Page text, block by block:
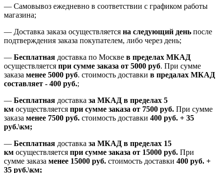
— Самовывоз ежедневно в соответствии с графиком работы
магазина;
— Доставка заказа осуществляется на следующий день после
подтверждения заказа покупателем, либо через день;
— Бесплатная доставка по Москве в пределах МКАД
осуществляется при сумме заказа от 5000 руб. При сумме
заказа менее 5000 руб. стоимость доставки в предалах МКАД
составляет - 400 руб.;
— Бесплатная доставка за МКАД в пределах 5
км осуществляется при сумме заказа от 7500 руб. При сумме
заказа менее 7500 руб. стоимость доставки 400 руб. + 35
руб.\км;
— Бесплатная доставка за МКАД в пределах 15
км осуществляется при сумме заказа от 15000 руб. При
сумме заказа менее 15000 руб. стоимость доставки 400 руб. +
35 руб.\км;